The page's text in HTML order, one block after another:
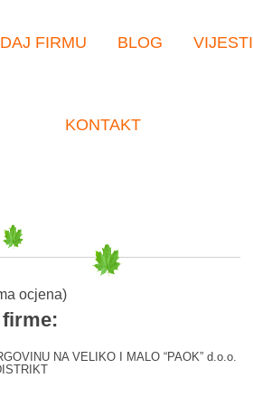
FIRMU BLOG VIJESTI
KONTAKT
ocjena)
NA VELIKO I MALO “PAOK” d.o.o.